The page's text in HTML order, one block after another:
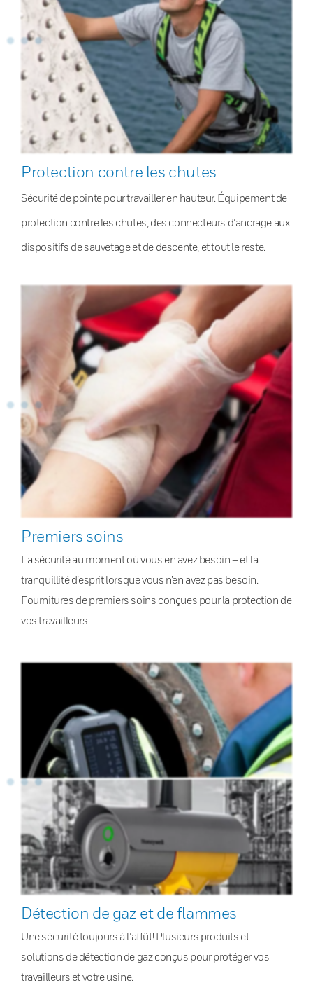
Protection contre les chutes
Sécurité de pointe pour travailler en hauteur. Équipement de
protection contre les chutes, des connecteurs d’ancrage aux
dispositifs de sauvetage et de descente, et tout le reste.
Premiers soins
La sécurité au moment où vous en avez besoin – et la
tranquillité d’esprit lorsque vous n’en avez pas besoin.
Fournitures de premiers soins conçues pour la protection de
vos travailleurs.
Détection de gaz et de flammes
Une sécurité toujours à l’affût! Plusieurs produits et
solutions de détection de gaz conçus pour protéger vos
travailleurs et votre usine.